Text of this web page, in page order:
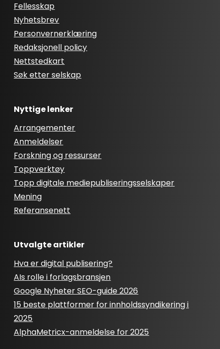
Fellesskap
Nyhetsbrev
Personvernerklæring
Redaksjonell policy
Nettstedkart
Søk etter selskap
Nyttige lenker
Arrangementer
Anmeldelser
Forskning og ressurser
Toppverktøy
Topp digitale mediepubliseringsselskaper
Mening
Referansenett
Utvalgte artikler
Hva er digital publisering?
AIs rolle i forlagsbransjen
Google Nyheter SEO-guide 2026
15 beste plattformer for innholdssyndikering i
2025
AlphaMetricx-anmeldelse for 2025